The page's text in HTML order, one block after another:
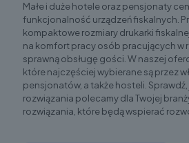
Małe i duże hotele oraz pensjonaty
funkcjonalność urządzeń fiskalnych.
kompaktowe rozmiary drukarki
na komfort pracy osób pracujących w
sprawną obsługę gości. W naszej
które najczęściej wybierane są przez
pensjonatów, a także hosteli.
rozwiązania polecamy dla Twojej
rozwiązania, które będą wspierać